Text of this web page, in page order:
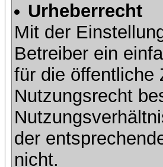
Urheberrecht
Mit der
Betreiber ein
für die öffentliche
Nutzungsrecht
der
nicht.